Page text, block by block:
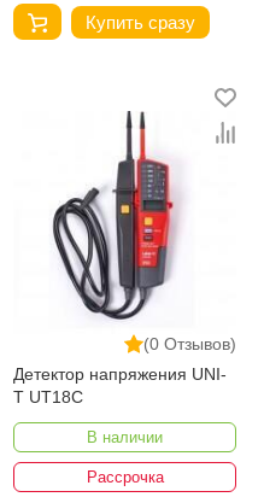
Купить сразу
(0 Отзывов)
Детектор напряжения UNI-
T UT18C
В наличии
Рассрочка